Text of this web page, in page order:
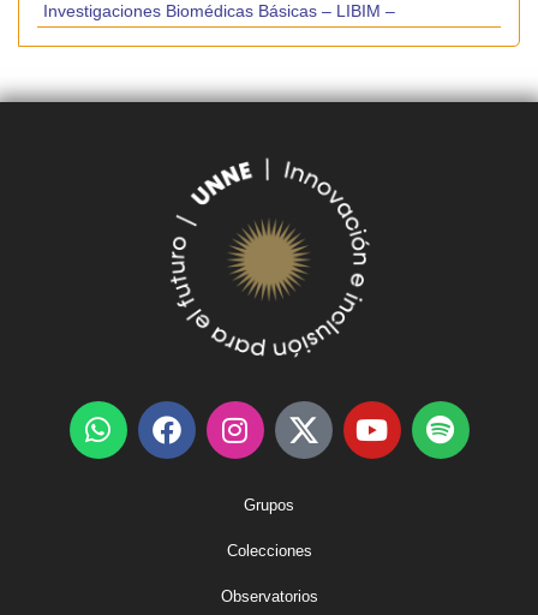
Investigaciones Biomédicas Básicas – LIBIM –
Grupos
Colecciones
Observatorios